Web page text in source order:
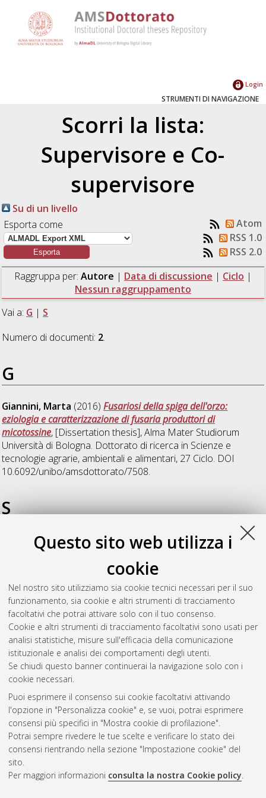
Questo sito web utilizza i
cookie
Nel nostro sito utilizziamo sia cookie tecnici necessari per il suo
funzionamento, sia cookie e altri strumenti di tracciamento
facoltativi che potrai attivare solo con il tuo consenso.
Cookie e altri strumenti di tracciamento facoltativi sono usati per
analisi statistiche, misure sull'efficacia della comunicazione
istituzionale e analisi dei comportamenti degli utenti.
Se chiudi questo banner continuerai la navigazione solo con i
cookie necessari.
Puoi esprimere il consenso sui cookie facoltativi attivando
l'opzione in "Personalizza cookie" e, se vuoi, potrai esprimere
consensi più specifici in "Mostra cookie di profilazione".
Potrai sempre rivedere le tue scelte e verificare lo stato dei
consensi rientrando nella sezione "Impostazione cookie" del
sito.
Per maggiori informazioni consulta la nostra Cookie policy.
Login
STRUMENTI DI NAVIGAZIONE
Scorri la lista:
Supervisore e Co-
supervisore
Su di un livello
Esporta come
Atom
RSS 1.0
RSS 2.0
Raggruppa per: Autore | Data di discussione | Ciclo |
Nessun raggruppamento
Vai a: G | S
Numero di documenti: 2.
G
Giannini, Marta (2016)Fusariosi della spiga dell'orzo:
eziologia e caratterizzazione di fusaria produttori di
micotossine, [Dissertation thesis], Alma Mater Studiorum
Università di Bologna. Dottorato di ricerca in Scienze e
tecnologie agrarie, ambientali e alimentari, 27 Ciclo. DOI
10.6092/unibo/amsdottorato/7508.
S
Sandalo, Silvia(2007)Induzione di resistenza in planta
mediante utilizzo di isolati naturali di Trichoderma spp.,
[Dissertation thesis], Alma Mater Studiorum Università di
Bologna. Dottorato di ricerca inEcologia microbica e
resistenza indotta ad agenti fitopatogeni: progetto n. 2
"Resistenza indotta ad agenti fitopatogeni", 19 Ciclo. DOI
10.6092/unibo/amsdottorato/145.
Questa lista e' stata generata ilFri Aug 7 20:47:53 2026 CEST
Atom
Rss 1.0
Rss 2.0
ISSN: 2038-7946